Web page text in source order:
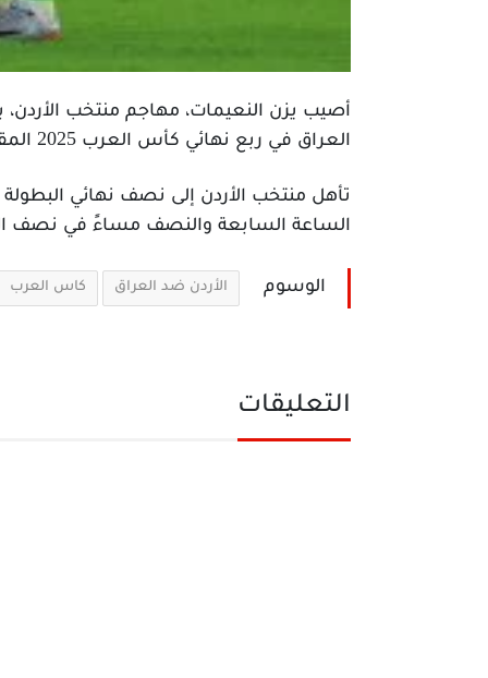
العراق في ربع نهائي كأس العرب 2025 المقامة في قطر.
الساعة السابعة والنصف مساءً في نصف
الوسوم الأردن ضد العراق كاس العرب
التعليقات